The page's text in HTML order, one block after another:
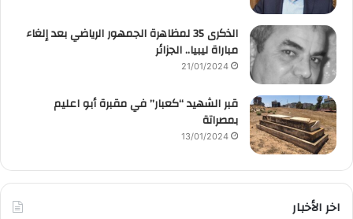
الذكرى 35 لمظاهرة الجمهور الرياضي بعد إلغاء
مباراة ليبيا.. الجزائر
21/01/2024
قبر الشهيد “كعبار” في مقبرة أبو اعليم
بمصراتة
13/01/2024
اخر الأخبار